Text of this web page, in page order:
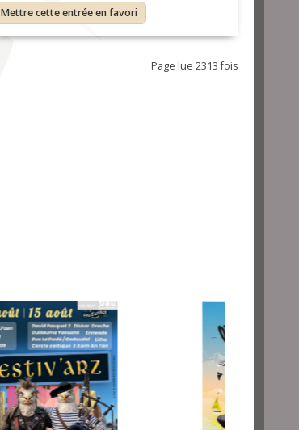
Mettre cette entrée en favori
Page lue 2313 fois